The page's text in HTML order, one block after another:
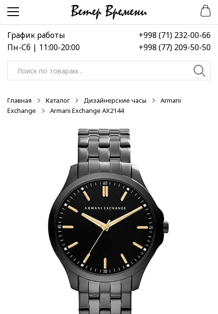
Перейти
навигации
Перейти
содержимому
График работы
Пн-Сб | 11:00-20:00
+998 (71) 232-00-66
+998 (77) 209-50-50
Искать:
Главная Каталог Дизайнерские часы
Armani
Exchange
Armani Exchange AX2144